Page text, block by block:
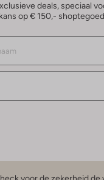
deals, speciaal
op € 150,-